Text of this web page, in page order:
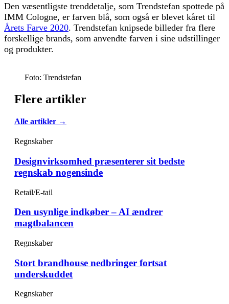
Den væsentligste trenddetalje, som Trendstefan spottede på
IMM Cologne, er farven blå, som også er blevet kåret til
Årets Farve 2020. Trendstefan knipsede billeder fra flere
forskellige brands, som anvendte farven i sine udstillinger
og produkter.
Foto: Trendstefan
Flere artikler
Alle artikler →
Regnskaber
Designvirksomhed præsenterer sit bedste
regnskab nogensinde
Retail/E-tail
Den usynlige indkøber – AI ændrer
magtbalancen
Regnskaber
Stort brandhouse nedbringer fortsat
underskuddet
Regnskaber